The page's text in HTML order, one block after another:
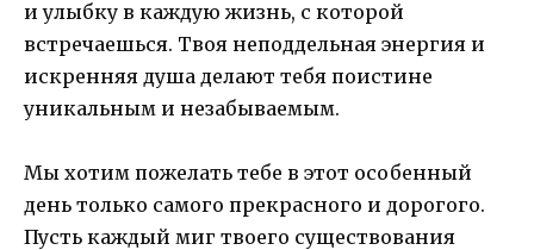
и улыбку в каждую жизнь, с которой
встречаешься. Твоя неподдельная энергия и
искренняя душа делают тебя поистине
уникальным и незабываемым.
Мы хотим пожелать тебе в этот особенный
день только самого прекрасного и дорогого.
Пусть каждый миг твоего существования